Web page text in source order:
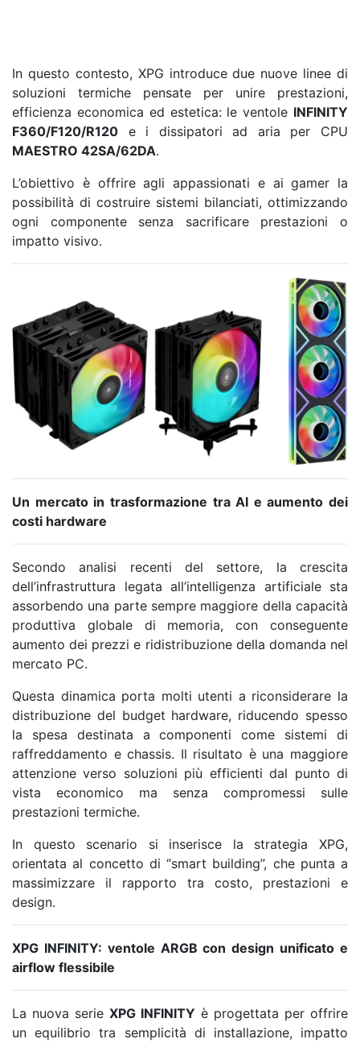
In questo contesto, XPG introduce due nuove linee di
soluzioni termiche pensate per unire prestazioni,
efficienza economica ed estetica: le ventole INFINITY
F360/F120/R120 e i dissipatori ad aria per CPU
MAESTRO 42SA/62DA.
L’obiettivo è offrire agli appassionati e ai gamer la
possibilità di costruire sistemi bilanciati, ottimizzando
ogni componente senza sacrificare prestazioni o
impatto visivo.
Un mercato in trasformazione tra AI e aumento dei
costi hardware
Secondo analisi recenti del settore, la crescita
dell’infrastruttura legata all’intelligenza artificiale sta
assorbendo una parte sempre maggiore della capacità
produttiva globale di memoria, con conseguente
aumento dei prezzi e ridistribuzione della domanda nel
mercato PC.
Questa dinamica porta molti utenti a riconsiderare la
distribuzione del budget hardware, riducendo spesso
la spesa destinata a componenti come sistemi di
raffreddamento e chassis. Il risultato è una maggiore
attenzione verso soluzioni più efficienti dal punto di
vista economico ma senza compromessi sulle
prestazioni termiche.
In questo scenario si inserisce la strategia XPG,
orientata al concetto di “smart building”, che punta a
massimizzare il rapporto tra costo, prestazioni e
design.
XPG INFINITY: ventole ARGB con design unificato e
airflow flessibile
La nuova serie XPG INFINITY è progettata per offrire
un equilibrio tra semplicità di installazione, impatto